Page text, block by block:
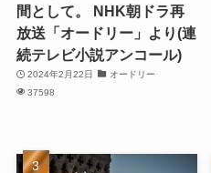
間として。 NHK朝ドラ再
放送「オードリー」より(連
続テレビ小説アンコール)
2024年2月22日
オードリー
37598